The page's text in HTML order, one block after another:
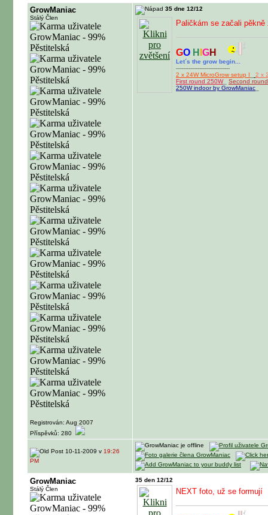
GrowManiac
Stálý Člen
Registrován: Aug 2007
Příspěvků: 280
35 dne 12/12
Paličkám se začali
GO H GH
Let´s the grow begin...
------------------------------
2 x 24W MicroGrow setup I
2 x
First round 250W_ Second
250W indoor by GrowManiac
10-11-2009 v 19:26
PM
GrowManiac
Stálý Člen
35 den 12/12
NEXT foto, už se formují